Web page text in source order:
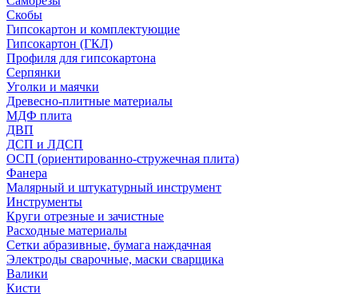
Скобы
Гипсокартон и комплектующие
Гипсокартон (ГКЛ)
Профиля для гипсокартона
Серпянки
Уголки и маячки
Древесно-плитные материалы
МДФ плита
ДВП
ДСП и ЛДСП
ОСП (ориентированно-стружечная плита)
Фанера
Малярный и штукатурный инструмент
Инструменты
Круги отрезные и зачистные
Расходные материалы
Сетки абразивные, бумага наждачная
Электроды сварочные, маски сварщика
Валики
Кисти